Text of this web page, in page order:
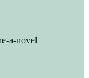
a-novel